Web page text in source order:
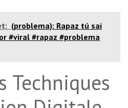
(problema): Rapaz tú sai
#viral #rapaz #problema
Techniques